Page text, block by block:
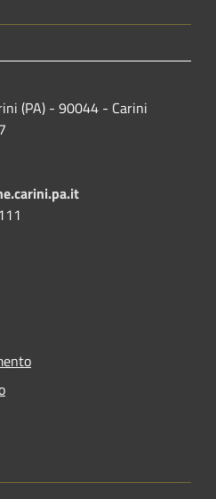
(PA) - 90044 - Carini